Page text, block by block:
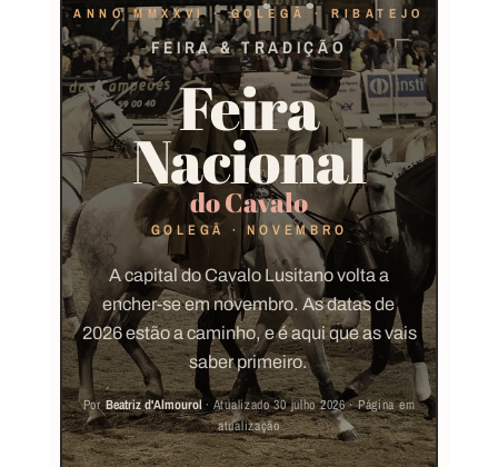
ANNO MMXXVI · GOLEGÃ · RIBATEJO
FEIRA & TRADIÇÃO
Feira
Nacional
do Cavalo
GOLEGÃ · NOVEMBRO
A capital do Cavalo Lusitano volta a
encher-se em novembro. As datas de
2026 estão a caminho, e é aqui que as vais
saber primeiro.
PorBeatriz d'Almourol· Atualizado 30 julho 2026 · Página em
atualização